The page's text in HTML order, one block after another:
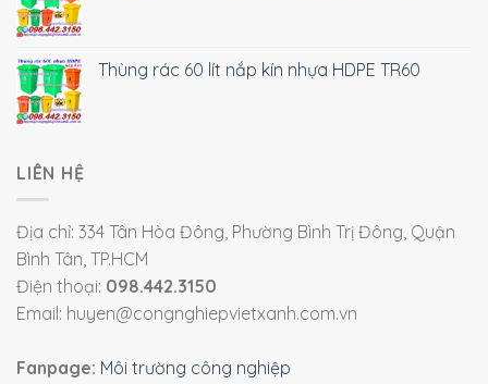
Thùng rác 60 lít nắp kín nhựa HDPE TR60
LIÊN HỆ
Địa chỉ: 334 Tân Hòa Đông, Phường Bình Trị Đông, Quận
Bình Tân, TP.HCM
Điện thoại: 098.442.3150
Email: huyen@congnghiepvietxanh.com.vn
Fanpage: Môi trường công nghiệp